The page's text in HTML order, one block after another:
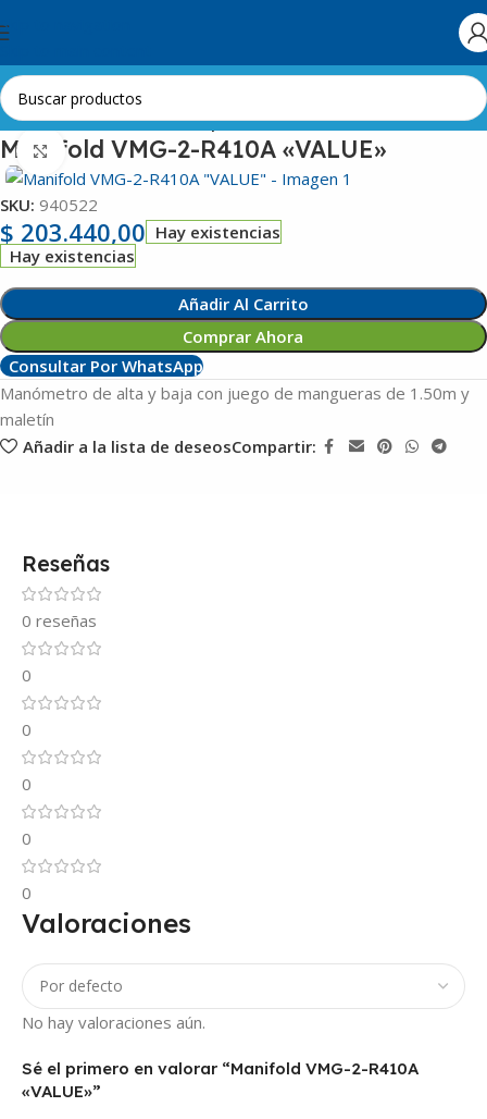
Skip to navigation
Inicio Aire Acondicionado Repuestos
Manifold VMG-2-R410A «VALUE»
Clic para ampliar
SKU: 940522
$ 203.440,00 Hay existencias
Hay existencias
Añadir Al Carrito
Comprar Ahora
Consultar Por WhatsApp
Manómetro de alta y baja con juego de mangueras de 1.50m y
maletín
Añadir a la lista de deseosCompartir:
Reseñas
0 reseñas
0
0
0
0
0
Valoraciones
No hay valoraciones aún.
Sé el primero en valorar “Manifold VMG-2-R410A
«VALUE»”